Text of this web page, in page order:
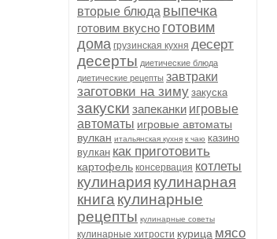
вторые блюда выпечка
готовим вкусно готовим
дома грузинская кухня десерт
десерты диетические блюда
диетические рецепты завтраки
заготовки на зиму закуска
закуски запеканки игровые
автоматы игровые автоматы
вулкан итальянская кухня к чаю казино
вулкан как приготовить
картофель консервация котлеты
кулинария кулинарная
книга кулинарные
рецепты кулинарные советы
кулинарные хитрости курица мясо